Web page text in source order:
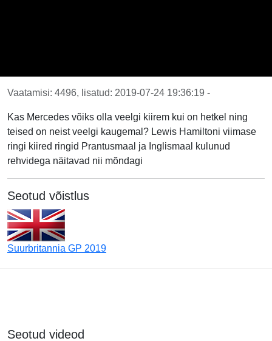
Vaatamisi: 4496, lisatud: 2019-07-24 19:36:19 -
Kas Mercedes võiks olla veelgi kiirem kui on hetkel ning
teised on neist veelgi kaugemal? Lewis Hamiltoni viimase
ringi kiired ringid Prantusmaal ja Inglismaal kulunud
rehvidega näitavad nii mõndagi
Seotud võistlus
Suurbritannia GP 2019
Seotud videod